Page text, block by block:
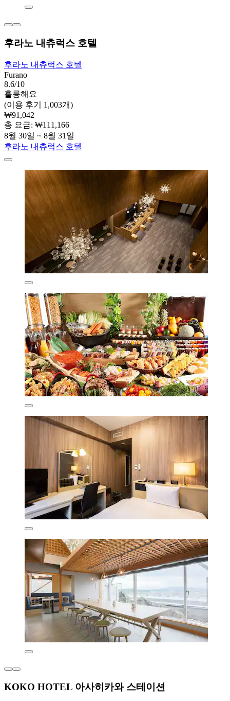
후라노 내츄럭스 호텔
후라노 내츄럭스 호텔
Furano
8.6/10
훌륭해요
(이용 후기 1,003개)
₩91,042
총 요금: ₩111,166
8월 30일 ~ 8월 31일
후라노 내츄럭스 호텔
KOKO HOTEL 아사히카와 스테이션